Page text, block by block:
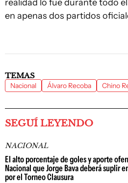
realidad lo fue durante todo
en apenas dos partidos
TEMAS
Nacional Álvaro Recoba Chino
SEGUÍ LEYENDO
NACIONAL
El alto porcentaje de goles y aporte
Nacional que Jorge Bava deberá suplir
por el Torneo Clausura